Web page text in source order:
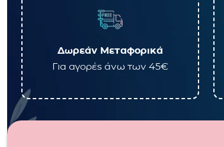
Δωρεάν Μεταφορικά
Για αγορές άνω των 45€